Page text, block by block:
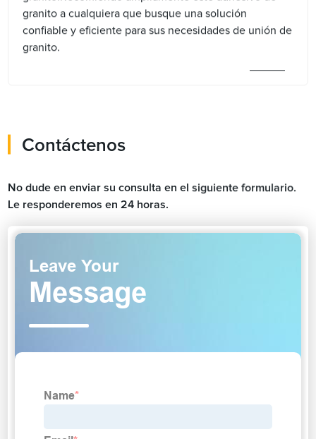
granito a cualquiera que busque una solución
confiable y eficiente para sus necesidades de unión de
granito.
Contáctenos
No dude en enviar su consulta en el siguiente formulario.
Le responderemos en 24 horas.